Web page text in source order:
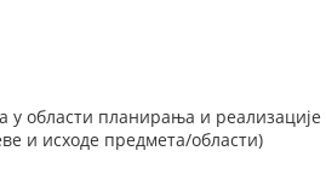
области планирања и
и исходе предмета/области)